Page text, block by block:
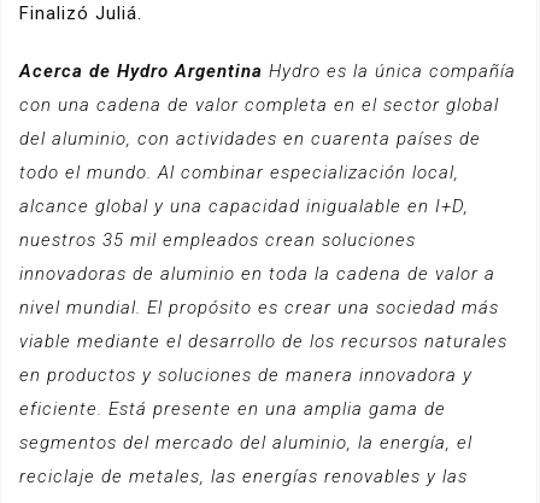
Finalizó Juliá.
Acerca de Hydro Argentina Hydro es la única compañía
con una cadena de valor completa en el sector global
del aluminio, con actividades en cuarenta países de
todo el mundo. Al combinar especialización local,
alcance global y una capacidad inigualable en I+D,
nuestros 35 mil empleados crean soluciones
innovadoras de aluminio en toda la cadena de valor a
nivel mundial. El propósito es crear una sociedad más
viable mediante el desarrollo de los recursos naturales
en productos y soluciones de manera innovadora y
eficiente. Está presente en una amplia gama de
segmentos del mercado del aluminio, la energía, el
reciclaje de metales, las energías renovables y las